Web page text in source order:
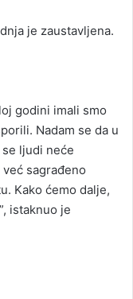
je zaustavljena.
godini imali smo
Nadam se da u
ljudi neće
sagrađeno
Kako ćemo dalje,
istaknuo je